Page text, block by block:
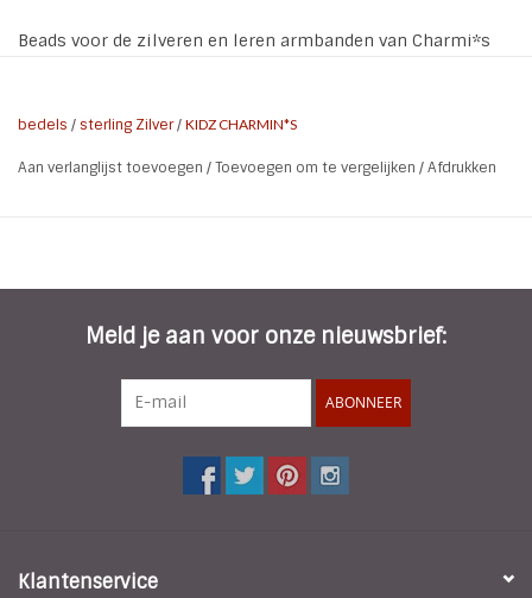
Beads voor de zilveren en leren armbanden van Charmi*s
bedels /sterling Zilver/ KIDZ CHARMIN*S
Aan verlanglijst toevoegen /Toevoegen om te vergelijken /Afdrukken
Meld je aan voor onze nieuwsbrief:
ABONNEER
Klantenservice